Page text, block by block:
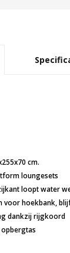
cm.
loungesets
loopt water
voor hoekbank,
dankzij rijgkoord